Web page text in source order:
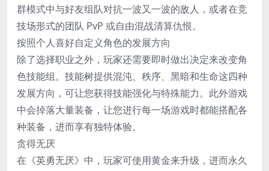
群模式中与好友组队对抗一波又一波的敌人，或者在竞
技场形式的团队 PvP 或自由混战清算仇恨。
按照个人喜好自定义角色的发展方向
除了选择职业之外，玩家还需要即时做出决定来改变角
色技能组。技能树提供混沌、秩序、黑暗和生命这四种
发展方向，可让您获得技能强化与特殊能力。此外游戏
中会掉落大量装备，让您进行每一场游戏时都能搭配各
种装备，进而享有独特体验。
贪得无厌
在《英勇无厌》中，玩家可使用黄金来升级，进而永久